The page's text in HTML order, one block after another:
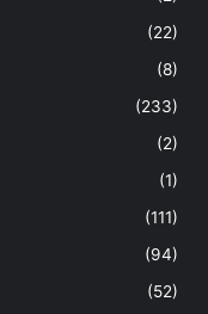
(22)
(8)
(233)
(2)
(1)
(111)
(94)
(52)